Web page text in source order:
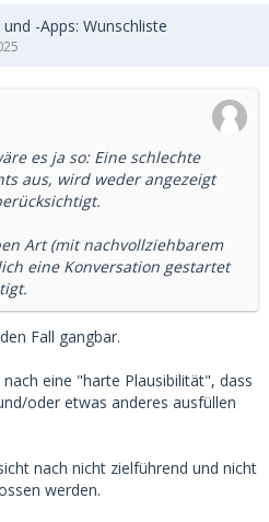
-Apps: Wunschliste
es ja so: Eine schlechte
aus, wird weder angezeigt
Art (mit nachvollziehbarem
eine Konversation gestartet
Fall gangbar.
eine "harte Plausibilität", dass
oder etwas anderes ausfüllen
nach nicht zielführend und nicht
werden.